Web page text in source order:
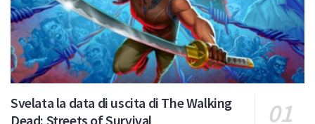
Svelata la data di uscita di The Walking
Dead: Streets of Survival